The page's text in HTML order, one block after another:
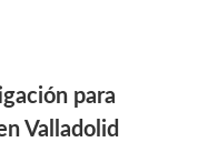
para
Valladolid